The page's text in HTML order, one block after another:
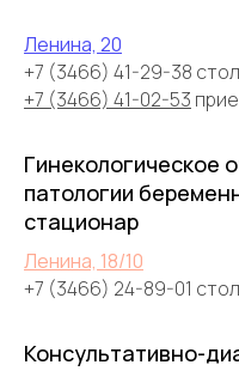
Ленина, 20
+7 (3466) 41-29-38
+7 (3466) 41-02-53
Гинекологическое
патологии
стационар
Ленина, 18/10
+7 (3466) 24-89-01
Консультативно-